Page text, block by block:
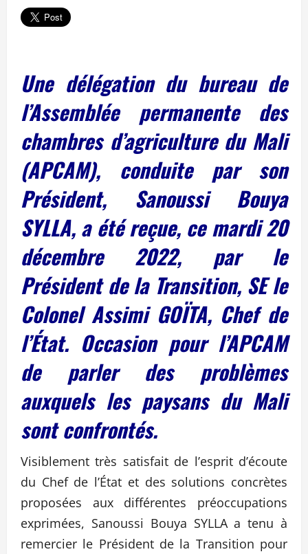
Une délégation du bureau de
l’Assemblée permanente des
chambres d’agriculture du Mali
(APCAM), conduite par son
Président, Sanoussi Bouya
SYLLA, a été reçue, ce mardi 20
décembre 2022, par le
Président de la Transition, SE le
Colonel Assimi GOÏTA, Chef de
l’État. Occasion pour l’APCAM
de parler des problèmes
auxquels les paysans du Mali
sont confrontés.
Visiblement très satisfait de l’esprit d’écoute
du Chef de l’État et des solutions concrètes
proposées aux différentes préoccupations
exprimées, Sanoussi Bouya SYLLA a tenu à
remercier le Président de la Transition pour